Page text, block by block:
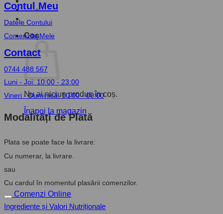
Coș
Nu ai niciun produs în coș.
Înapoi la magazin
Contul Meu
Datele Contului
Comenzile Mele
Contact
0744 488 567
Luni - Joi: 10:00 - 23:00
Vineri - Duminică: 10:00 - 00:00
Modalități de Plată
Plata se poate face la livrare:
Cu numerar, la livrare.
sau
Cu cardul în momentul plasării comenzilor.
Comenzi Online
Ingrediente și Valori Nutriționale